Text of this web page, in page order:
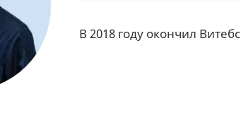
В 2018 году окончил